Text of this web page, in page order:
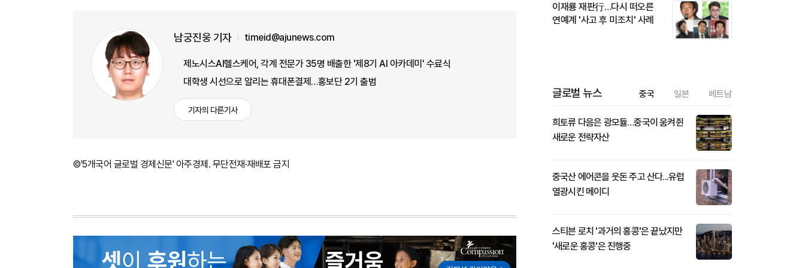
남궁진웅 기자 timeid@ajunews.com
제노시스AI헬스케어, 각계 전문가 35명 배출한 '제8기 AI 아카데미' 수료식
대학생 시선으로 알리는 휴대폰결제…홍보단 2기 출범
기자의 다른기사
©'5개국어 글로벌 경제신문' 아주경제. 무단전재·재배포 금지
이재룡 재판行…다시 떠오른
연예계 '사고 후 미조치' 사례
글로벌 뉴스 중국 일본 베트남
희토류 다음은 광모듈…중국이 움켜쥔
새로운 전략자산
중국산 에어콘을 웃돈 주고 산다...유럽
열광시킨 메이디
스티븐 로치 '과거의 홍콩'은 끝났지만
'새로운 홍콩'은 진행중